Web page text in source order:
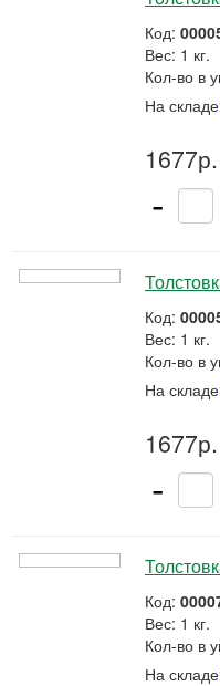
Код:
Вес: 1 кг.
Кол-во в
На
-
Код:
Вес: 1 кг.
Кол-во в
На
-
Код:
Вес: 1 кг.
Кол-во в
На